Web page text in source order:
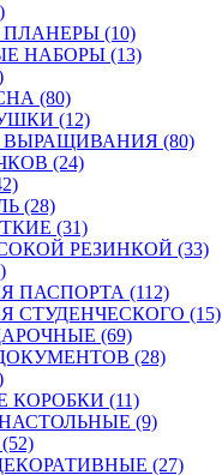
(10)
НАБОРЫ (13)
(80)
(12)
(80)
(24)
(28)
(31)
РЕЗИНКОЙ (33)
ПАСПОРТА (112)
СТУДЕНЧЕСКОГО (15)
(69)
(28)
(11)
(9)
(27)